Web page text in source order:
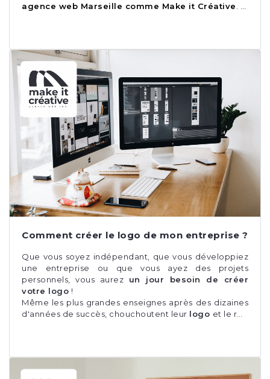
agence web Marseille comme Make it Créative
Comment créer le logo de mon entreprise ?
Que vous soyez indépendant, que vous développiez
une entreprise ou que vous ayez des projets
personnels, vous aurez un jour besoin de créer
votre logo !
Même les plus grandes enseignes après des dizaines
d'années de succès, chouchoutent leur logo et le r…